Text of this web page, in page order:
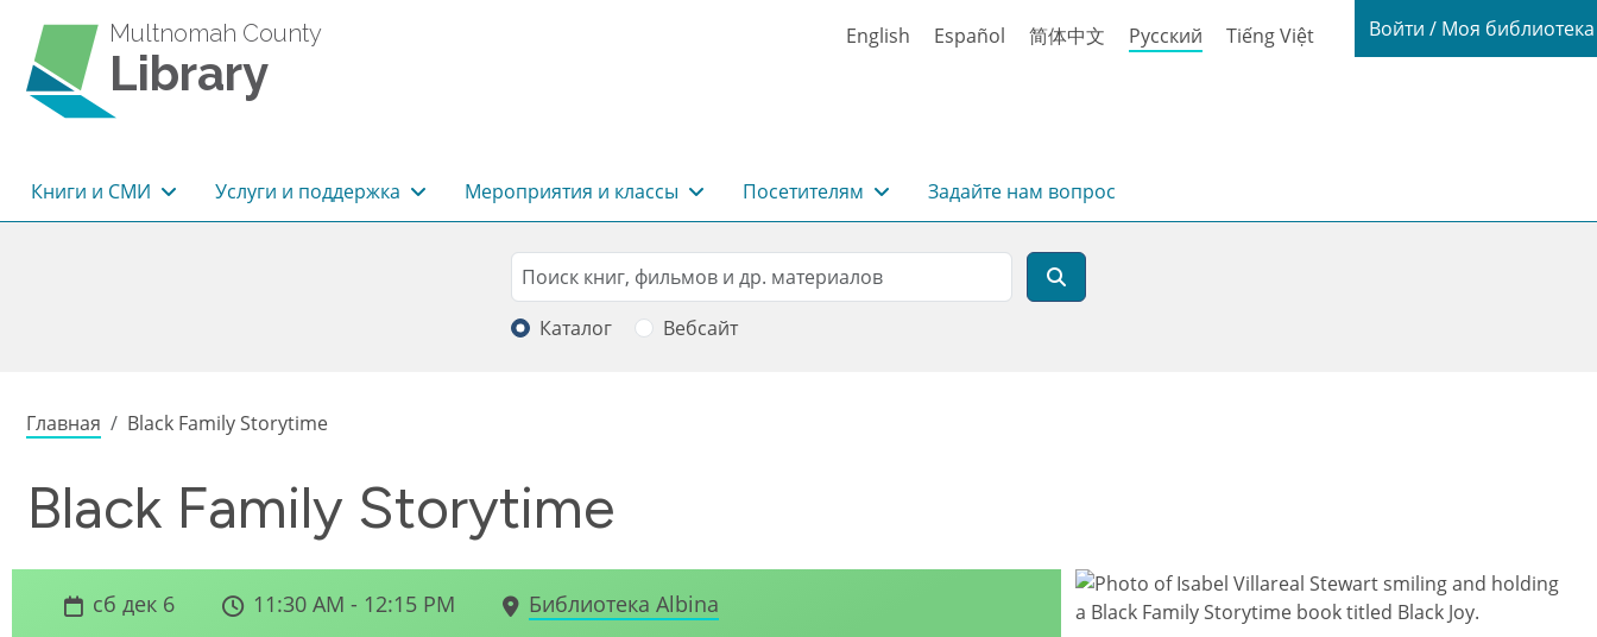
Multnomah County
Library
English Español 简体中文 Русский Tiếng Việt Login / My
Войти / Моя
Основная навигация
Книги и СМИ Услуги и поддержка Мероприятия и классы Посетителям Задайте нам вопрос
Search
Поиск
Каталог Вебсайт
Строка навигации
Главная Black Family Storytime
Black Family Storytime
сб дек 6 11:30 AM - 12:15 PM Библиотека Albina